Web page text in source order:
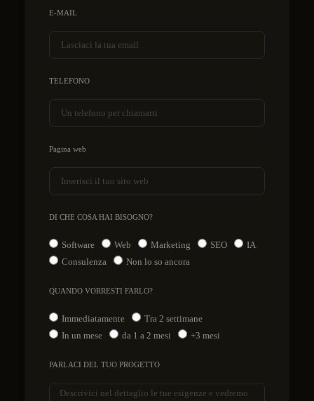
E-MAIL
TELEFONO
Pagina web
DI CHE COSA HAI BISOGNO?
Software Web Marketing SEO
IA
Consulenza
Non lo so ancora
QUANDO VORRESTI FARLO?
Immediatamente
Tra 2 settimane
In un mese
da 1 a 2 mesi +3 mesi
PARLACI DEL TUO PROGETTO